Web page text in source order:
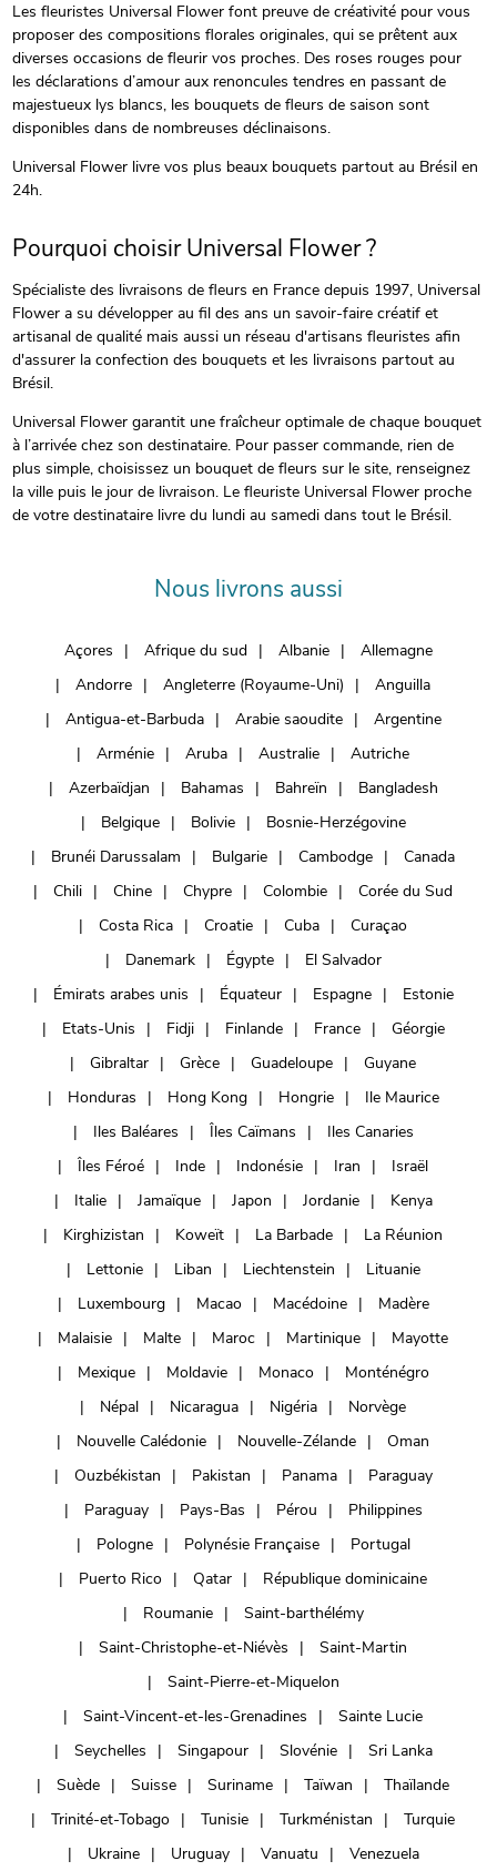
Les fleuristes Universal Flower font preuve de créativité pour vous
proposer des compositions florales originales, qui se prêtent aux
diverses occasions de fleurir vos proches. Des roses rouges pour
les déclarations d’amour aux renoncules tendres en passant de
majestueux lys blancs, les bouquets de fleurs de saison sont
disponibles dans de nombreuses déclinaisons.
Universal Flower livre vos plus beaux bouquets partout au Brésil en
24h.
Pourquoi choisir Universal Flower ?
Spécialiste des livraisons de fleurs en France depuis 1997, Universal
Flower a su développer au fil des ans un savoir-faire créatif et
artisanal de qualité mais aussi un réseau d'artisans fleuristes afin
d'assurer la confection des bouquets et les livraisons partout au
Brésil.
Universal Flower garantit une fraîcheur optimale de chaque bouquet
à l’arrivée chez son destinataire. Pour passer commande, rien de
plus simple, choisissez un bouquet de fleurs sur le site, renseignez
la ville puis le jour de livraison. Le fleuriste Universal Flower proche
de votre destinataire livre du lundi au samedi dans tout le Brésil.
Nous livrons aussi
Açores Afrique du sud Albanie
Allemagne
Andorre
Angleterre (Royaume-Uni)
Anguilla
Antigua-et-Barbuda
Arabie saoudite
Argentine
Arménie
Aruba Australie
Autriche
Azerbaïdjan
Bahamas Bahreïn
Bangladesh
Belgique
Bolivie
Bosnie-Herzégovine
Brunéi Darussalam
Bulgarie Cambodge
Canada
Chili
Chine Chypre Colombie
Corée du Sud
Costa Rica
Croatie Cuba
Curaçao
Danemark
Égypte
El Salvador
Émirats arabes unis
Équateur Espagne
Estonie
Etats-Unis
Fidji Finlande France
Géorgie
Gibraltar
Grèce Guadeloupe
Guyane
Honduras
Hong Kong Hongrie
Ile Maurice
Iles Baléares
Îles Caïmans
Iles Canaries
Îles Féroé
Inde Indonésie Iran
Israël
Italie
Jamaïque Japon Jordanie
Kenya
Kirghizistan
Koweït La Barbade
La Réunion
Lettonie
Liban Liechtenstein
Lituanie
Luxembourg
Macao Macédoine
Madère
Malaisie
Malte Maroc Martinique
Mayotte
Mexique
Moldavie Monaco
Monténégro
Népal
Nicaragua Nigéria
Norvège
Nouvelle Calédonie
Nouvelle-Zélande
Oman
Ouzbékistan
Pakistan Panama
Paraguay
Paraguay
Pays-Bas Pérou
Philippines
Pologne
Polynésie Française
Portugal
Puerto Rico
Qatar
République dominicaine
Roumanie
Saint-barthélémy
Saint-Christophe-et-Niévès
Saint-Martin
Saint-Pierre-et-Miquelon
Saint-Vincent-et-les-Grenadines
Sainte Lucie
Seychelles
Singapour Slovénie
Sri Lanka
Suède
Suisse Suriname Taïwan
Thaïlande
Trinité-et-Tobago
Tunisie Turkménistan
Turquie
Ukraine
Uruguay Vanuatu Venezuela